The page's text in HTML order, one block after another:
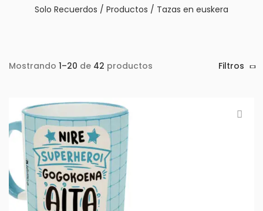
Solo Recuerdos / Productos / Tazas en euskera
Mostrando 1–20 de 42 productos Filtros